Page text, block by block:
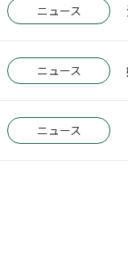
ニュース
ニュース
ニュース